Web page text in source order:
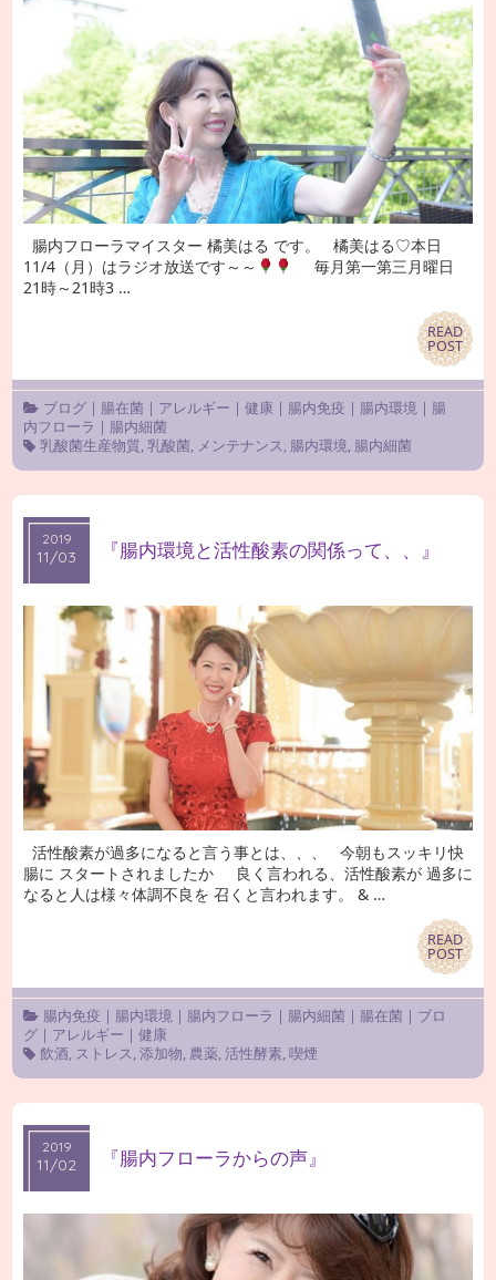
腸内フローラマイスター 橘美はる です。 橘美はる♡本日
11/4（月）はラジオ放送です～～
毎月第一第三月曜日
21時～21時3 …
READ
POST
READ
POST
ブログ| 腸在菌| アレルギー | 健康 | 腸内免疫 | 腸内環境| 腸
内フローラ | 腸内細菌
乳酸菌生産物質,乳酸菌, メンテナンス,腸内環境,腸内細菌
2019
11/03
2019
11/03 『腸内環境と活性酸素の関係って、、』
活性酸素が過多になると言う事とは、、、 今朝もスッキリ快
腸に スタートされましたか 良く言われる、活性酸素が 過多に
なると人は様々体調不良を 召くと言われます。 & …
READ
POST
READ
POST
腸内免疫 | 腸内環境| 腸内フローラ | 腸内細菌| 腸在菌| ブロ
グ | アレルギー | 健康
飲酒, ストレス,添加物, 農薬,活性酵素,喫煙
2019
11/02
2019
11/02 『腸内フローラからの声』